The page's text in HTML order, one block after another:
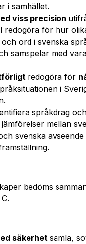
i samhället.
viss precision
redogöra för hur
ord i svenska
samspelar med
redogöra för
i
språkdrag
jämförelser mellan
svenska
bedöms
säkerhet samla,